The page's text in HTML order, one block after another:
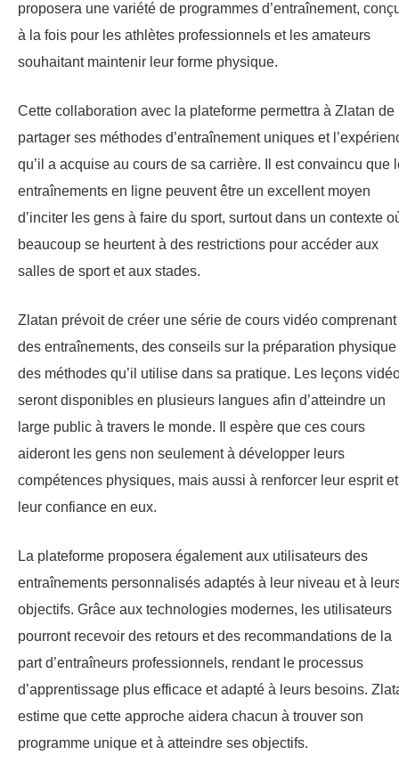
proposera une variété de programmes d’entraînement,
à la fois pour les athlètes professionnels et les amateurs
souhaitant maintenir leur forme physique.
Cette collaboration avec la plateforme permettra à Zlatan de
partager ses méthodes d’entraînement uniques et
qu’il a acquise au cours de sa carrière. Il est convaincu que
entraînements en ligne peuvent être un excellent moyen
d’inciter les gens à faire du sport, surtout dans un contexte
beaucoup se heurtent à des restrictions pour accéder aux
salles de sport et aux stades.
Zlatan prévoit de créer une série de cours vidéo comprenant
des entraînements, des conseils sur la préparation physique
des méthodes qu’il utilise dans sa pratique. Les leçons
seront disponibles en plusieurs langues afin d’atteindre un
large public à travers le monde. Il espère que ces cours
aideront les gens non seulement à développer leurs
compétences physiques, mais aussi à renforcer leur esprit et
leur confiance en eux.
La plateforme proposera également aux utilisateurs des
entraînements personnalisés adaptés à leur niveau et à
objectifs. Grâce aux technologies modernes, les utilisateurs
pourront recevoir des retours et des recommandations de la
part d’entraîneurs professionnels, rendant le processus
d’apprentissage plus efficace et adapté à leurs besoins.
estime que cette approche aidera chacun à trouver son
programme unique et à atteindre ses objectifs.